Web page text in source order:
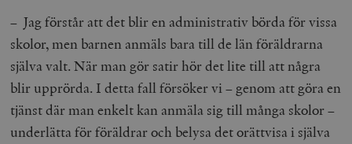
– Jag förstår att det blir en administrativ börda för vissa
skolor, men barnen anmäls bara till de län föräldrarna
själva valt. När man gör satir hör det lite till att några
blir upprörda. I detta fall försöker vi – genom att göra en
tjänst där man enkelt kan anmäla sig till många skolor –
underlätta för föräldrar och belysa det orättvisa i själva